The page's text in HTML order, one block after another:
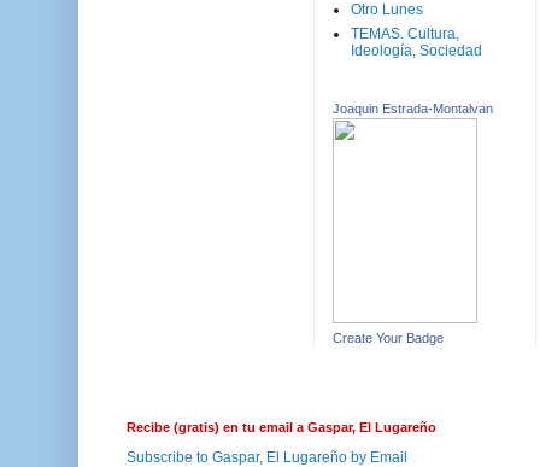
Otro Lunes
TEMAS. Cultura,
Ideología, Sociedad
Joaquin Estrada-Montalvan
Create Your Badge
Recibe (gratis) en tu email a Gaspar, El Lugareño
Subscribe to Gaspar, El Lugareño by Email